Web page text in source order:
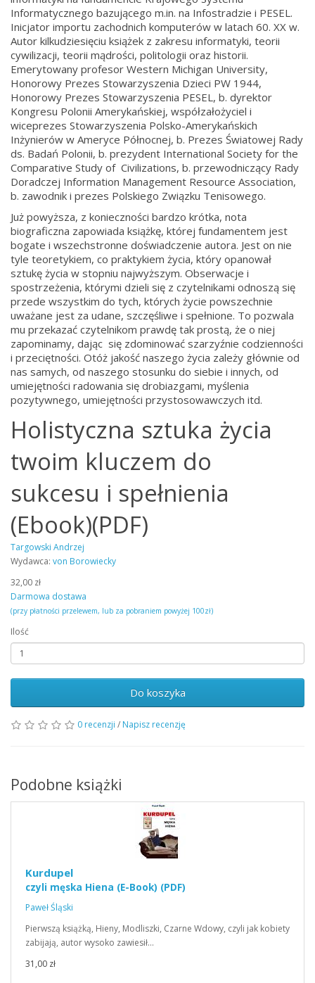
Informatycznego bazującego m.in. na Infostradzie i PESEL.
Inicjator importu zachodnich komputerów w latach 60. XX w.
Autor kilkudziesięciu książek z zakresu informatyki, teorii
cywilizacji, teorii mądrości, politologii oraz historii.
Emerytowany profesor Western Michigan University,
Honorowy Prezes Stowarzyszenia Dzieci PW 1944,
Honorowy Prezes Stowarzyszenia PESEL, b. dyrektor
Kongresu Polonii Amerykańskiej, współzałożyciel i
wiceprezes Stowarzyszenia Polsko-Amerykańskich
Inżynierów w Ameryce Północnej, b. Prezes Światowej Rady
ds. Badań Polonii, b. prezydent International Society for the
Comparative Study of Civilizations, b. przewodniczący Rady
Doradczej Information Management Resource Association,
b. zawodnik i prezes Polskiego Związku Tenisowego.
Już powyższa, z konieczności bardzo krótka, nota
biograficzna zapowiada książkę, której fundamentem jest
bogate i wszechstronne doświadczenie autora. Jest on nie
tyle teoretykiem, co praktykiem życia, który opanował
sztukę życia w stopniu najwyższym. Obserwacje i
spostrzeżenia, którymi dzieli się z czytelnikami odnoszą się
przede wszystkim do tych, których życie powszechnie
uważane jest za udane, szczęśliwe i spełnione. To pozwala
mu przekazać czytelnikom prawdę tak prostą, że o niej
zapominamy, dając się zdominować szarzyźnie codzienności
i przeciętności. Otóż jakość naszego życia zależy głównie od
nas samych, od naszego stosunku do siebie i innych, od
umiejętności radowania się drobiazgami, myślenia
pozytywnego, umiejętności przystosowawczych itd.
Holistyczna sztuka życia
twoim kluczem do
sukcesu i spełnienia
(Ebook)(PDF)
Targowski Andrzej
Wydawca: von Borowiecky
32,00 zł
Darmowa dostawa
(przy płatności przelewem, lub za pobraniem powyżej 100zł)
Ilość
Do koszyka
0 recenzji / Napisz recenzję
Podobne książki
Kurdupel
czyli męska Hiena (E-Book) (PDF)
Paweł Śląski
Pierwszą książką, Hieny, Modliszki, Czarne Wdowy, czyli jak kobiety
zabijają, autor wysoko zawiesił…
31,00 zł